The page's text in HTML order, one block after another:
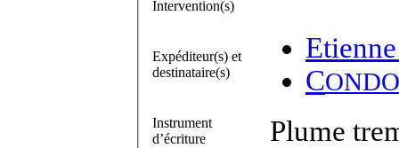
Intervention(s)
Expéditeur(s) et
destinataire(s)
C
Instrument
d’écriture
Plume